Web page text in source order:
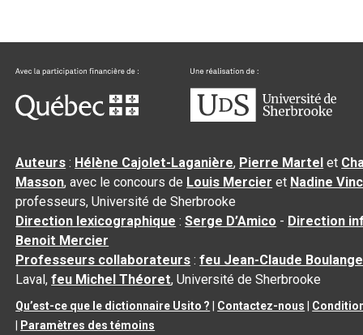
Auteurs : Hélène Cajolet-Laganière, Pierre Martel et
Masson, avec le concours de Louis Mercier et Nadine
professeurs, Université de Sherbrooke
Direction lexicographique :Serge D’Amico - Direction
Benoit Mercier
Professeurs collaborateurs :feu Jean-Claude
Laval,feu Michel Théoret, Université de Sherbrooke
Qu’est-ce que le dictionnaire Usito ? Contactez-nous
Paramètres des témoins